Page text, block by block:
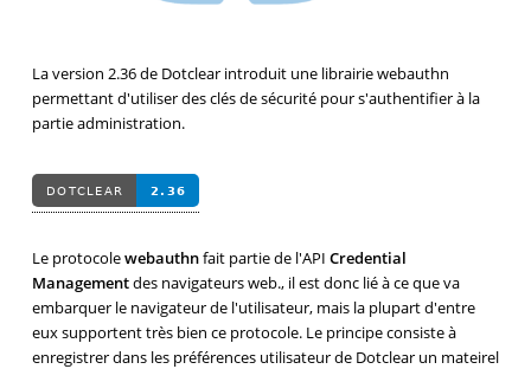
La version 2.36 de Dotclear introduit une librairie webauthn
permettant d'utiliser des clés de sécurité pour s'authentifier à la
partie administration.
Le protocolewebauthnfait partie de l'API Credential
Managementdes navigateurs web., il est donc lié à ce que va
embarquer le navigateur de l'utilisateur, mais la plupart d'entre
eux supportent très bien ce protocole. Le principe consiste à
enregistrer dans les préférences utilisateur de Dotclear un mateirel